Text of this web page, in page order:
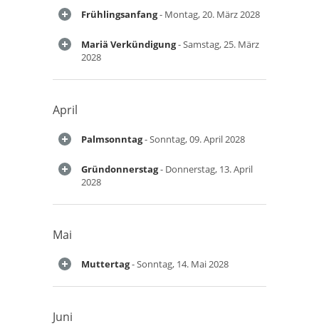
Frühlingsanfang- Montag, 20. März 2028
Mariä Verkündigung- Samstag, 25. März
2028
April
Palmsonntag- Sonntag, 09. April 2028
Gründonnerstag- Donnerstag, 13. April
2028
Mai
Muttertag- Sonntag, 14. Mai 2028
Juni